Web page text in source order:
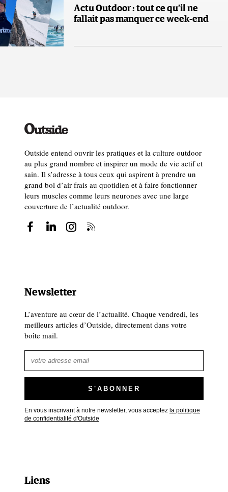
Actu Outdoor : tout ce qu’il ne
fallait pas manquer ce week-end
Outside entend ouvrir les pratiques et la culture outdoor
au plus grand nombre et inspirer un mode de vie actif et
sain. Il s’adresse à tous ceux qui aspirent à prendre un
grand bol d’air frais au quotidien et à faire fonctionner
leurs muscles comme leurs neurones avec une large
couverture de l’actualité outdoor.
Newsletter
L’aventure au cœur de l’actualité. Chaque vendredi, les
meilleurs articles d’Outside, directement dans votre
boîte mail.
En vous inscrivant à notre newsletter, vous acceptez la politique
de confidentialité d'Outside
Liens